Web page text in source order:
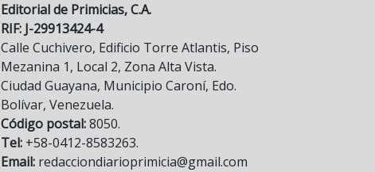
Editorial de Primicias, C.A.
RIF: J-29913424-4
Calle Cuchivero, Edificio Torre Atlantis, Piso
Mezanina 1, Local 2, Zona Alta Vista.
Ciudad Guayana, Municipio Caroní, Edo.
Bolívar, Venezuela.
Código postal:8050.
Tel: +58-0412-8583263.
Email: redacciondiarioprimicia@gmail.com